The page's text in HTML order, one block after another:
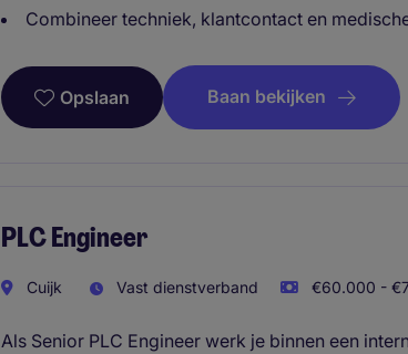
Combineer techniek, klantcontact en
Opslaan Baan bekijken
PLC Engineer
Cuijk Vast dienstverband €60.000 -
Als Senior PLC Engineer werk je binnen een